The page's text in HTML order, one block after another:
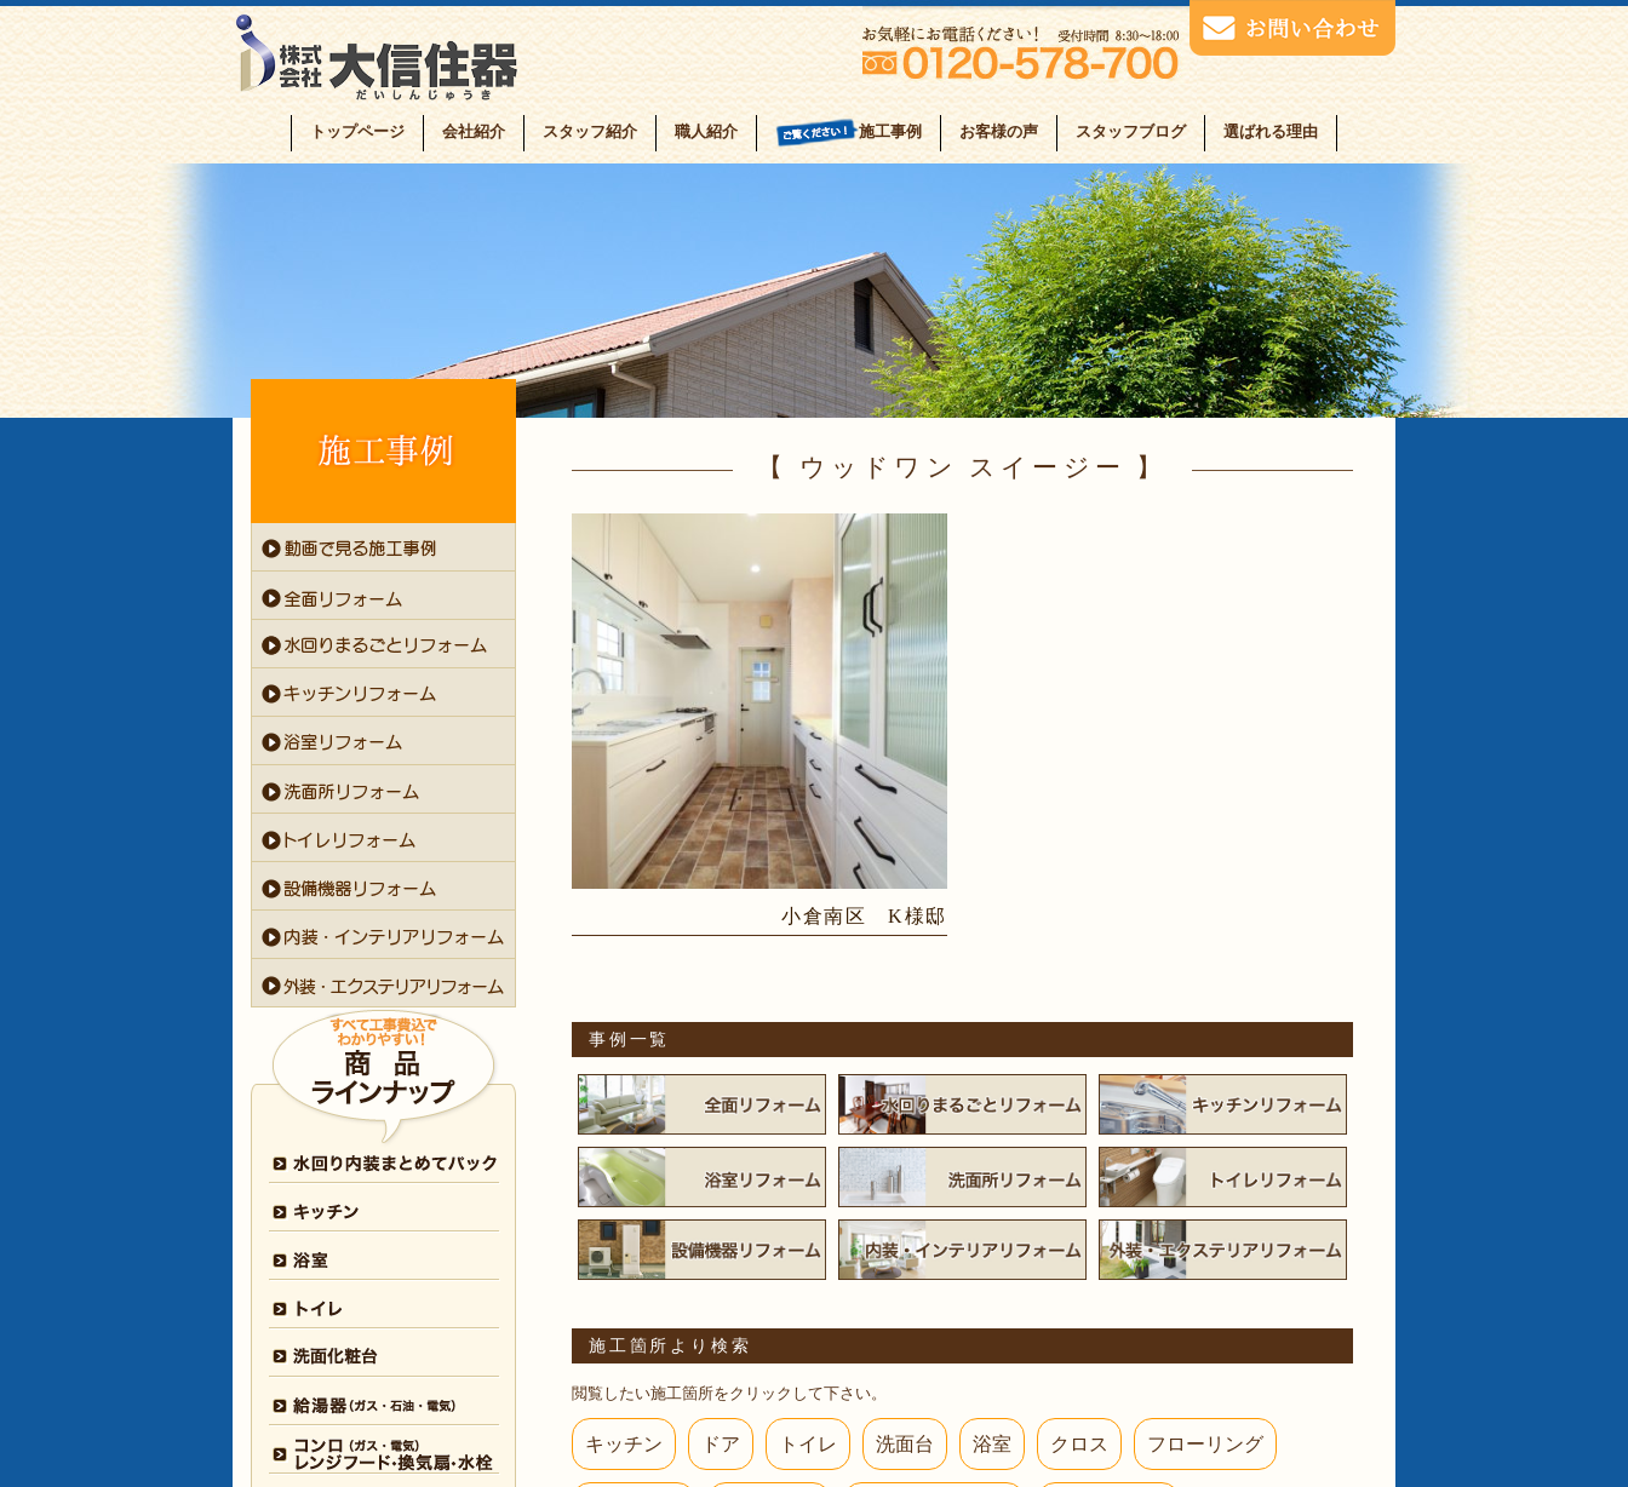
トップページ 会社紹介 スタッフ紹介 職人紹介 施工事例 お客様の声 スタッフブログ 選ばれる理由
ウッドワン スイージー
小倉南区 K様邸
事例一覧
施工箇所より検索
閲覧したい施工箇所をクリックして下さい。
キッチン ドア トイレ 洗面台 浴室 クロス フローリング